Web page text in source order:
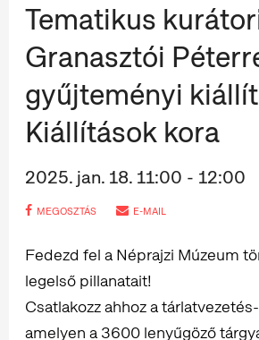
Tematikus
Granasztói
gyűjteményi
Kiállítások kora
2025. jan. 18. 11:00 - 12:00
MEGOSZTÁS E-MAIL
Fedezd fel a Néprajzi Múzeum
legelső pillanatait!
Csatlakozz ahhoz a
amelyen a 3600 lenyűgöző